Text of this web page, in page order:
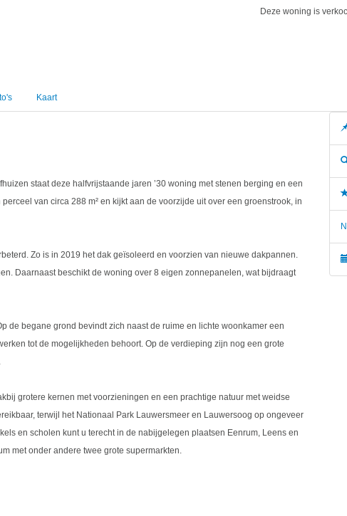
Deze woning is
Kaart
staat deze halfvrijstaande jaren ’30 woning met stenen berging en een
van circa 288 m² en kijkt aan de voorzijde uit over een groenstrook, in
Zo is in 2019 het dak geïsoleerd en voorzien van nieuwe dakpannen.
Daarnaast beschikt de woning over 8 eigen zonnepanelen, wat bijdraagt
de begane grond bevindt zich naast de ruime en lichte woonkamer een
tot de mogelijkheden behoort. Op de verdieping zijn nog een grote
grotere kernen met voorzieningen en een prachtige natuur met weidse
terwijl het Nationaal Park Lauwersmeer en Lauwersoog op ongeveer
en scholen kunt u terecht in de nabijgelegen plaatsen Eenrum, Leens en
met onder andere twee grote supermarkten.